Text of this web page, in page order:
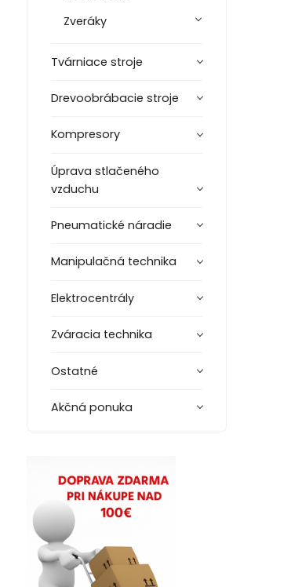
Zveráky
Tvárniace stroje
Drevoobrábacie stroje
Kompresory
Úprava stlačeného
vzduchu
Pneumatické náradie
Manipulačná technika
Elektrocentrály
Zváracia technika
Ostatné
Akčná ponuka